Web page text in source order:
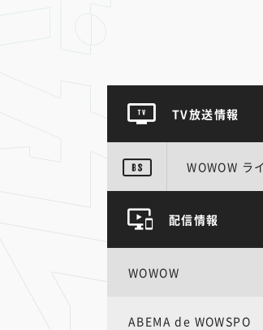
TV放送情報
WOWOW ラ
配信情報
WOWOW
ABEMA de WOWSPO